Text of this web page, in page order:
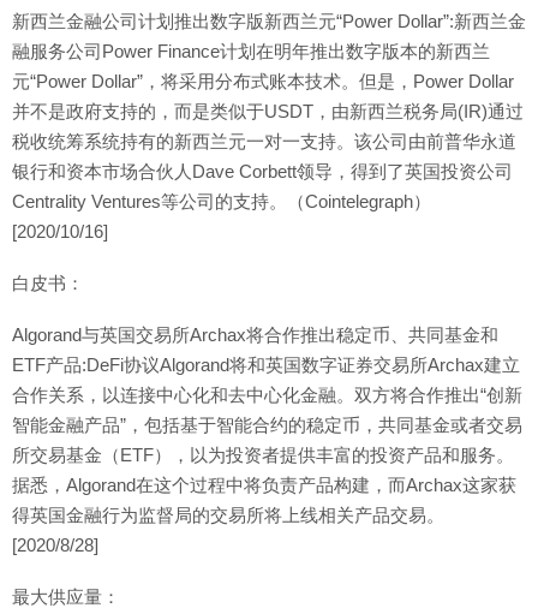
新西兰金融公司计划推出数字版新西兰元“Power Dollar”:新西兰金
融服务公司Power Finance计划在明年推出数字版本的新西兰
元“Power Dollar”，将采用分布式账本技术。但是，Power Dollar
并不是政府支持的，而是类似于USDT，由新西兰税务局(IR)通过
税收统筹系统持有的新西兰元一对一支持。该公司由前普华永道
银行和资本市场合伙人Dave Corbett领导，得到了英国投资公司
Centrality Ventures等公司的支持。（Cointelegraph）
[2020/10/16]
白皮书：
Algorand与英国交易所Archax将合作推出稳定币、共同基金和
ETF产品:DeFi协议Algorand将和英国数字证券交易所Archax建立
合作关系，以连接中心化和去中心化金融。双方将合作推出“创新
智能金融产品”，包括基于智能合约的稳定币，共同基金或者交易
所交易基金（ETF），以为投资者提供丰富的投资产品和服务。
据悉，Algorand在这个过程中将负责产品构建，而Archax这家获
得英国金融行为监督局的交易所将上线相关产品交易。
[2020/8/28]
最大供应量：